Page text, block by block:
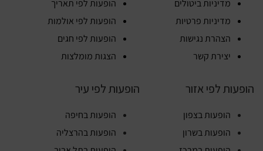
מדיניות ביטולים
מדיניות פרטיות
הצהרת נגישות
יצירת קשר
הופעות לפי תאריך
הופעות לפי אולמות
הופעות לפי חגים
הצגות מומלצות
הופעות לפי אזור
הופעות בצפון
הופעות בשרון
הופעות לפי עיר
הופעות בחיפה
הופעות בהרצליה